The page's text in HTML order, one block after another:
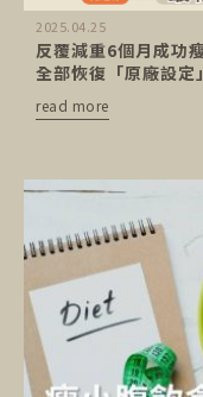
2025.04.25
反覆減重6個月成功
全部恢復「原廠設定」
read more